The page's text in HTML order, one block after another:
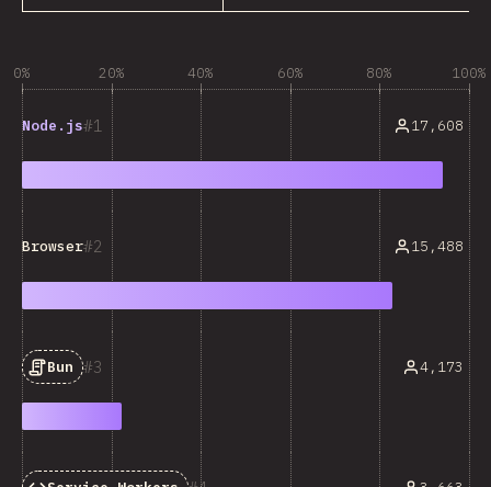
0% 20% 40% 60% 80% 100%
1
Node.js 17,608
2
Browser 15,488
3
Bun 4,173